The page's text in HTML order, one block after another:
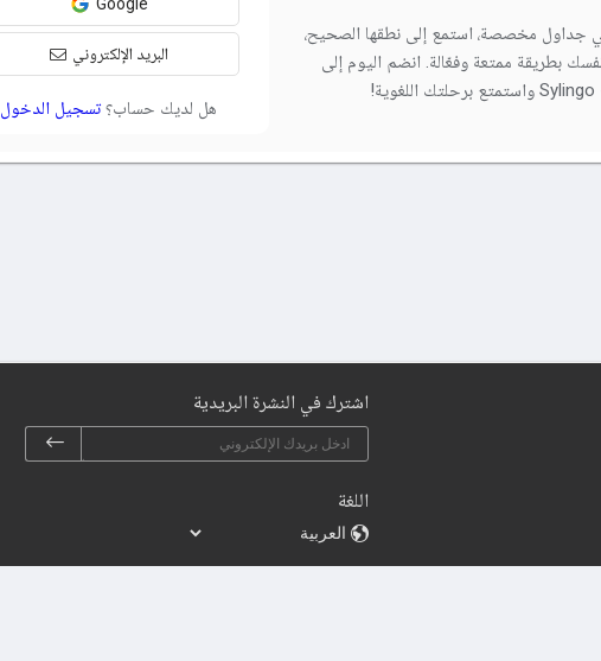
جداول مخصصة، استمع إلى نطقها الصحيح،
بطريقة ممتعة وفعّالة. انضم اليوم إلى
البريد الإلكتروني
هل لديك حساب؟ تسجيل الدخول
اشترك في النشرة البريدية
اللغة